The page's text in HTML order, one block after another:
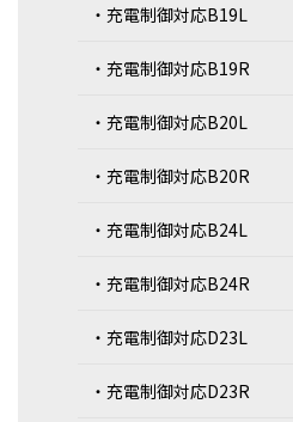
・充電制御対応B19L
・充電制御対応B19R
・充電制御対応B20L
・充電制御対応B20R
・充電制御対応B24L
・充電制御対応B24R
・充電制御対応D23L
・充電制御対応D23R